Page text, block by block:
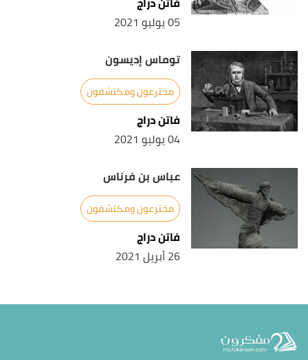
05 يوليو 2021
توماس إديسون
مخترعون ومكتشفون
فاتن دراج
04 يوليو 2021
عباس بن فرناس
مخترعون ومكتشفون
فاتن دراج
26 أبريل 2021